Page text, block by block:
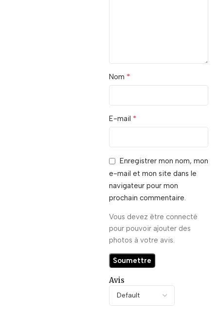
Avis
Nom *
E-mail *
Enregistrer mon nom, mon
e-mail et mon site dans le
navigateur pour mon
prochain commentaire.
Vous devez être connecté
pour pouvoir ajouter des
photos à votre avis.